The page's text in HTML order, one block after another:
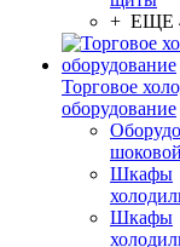
+ ЕЩЕ
Торговое
оборудование
Шкафы
Шкафы